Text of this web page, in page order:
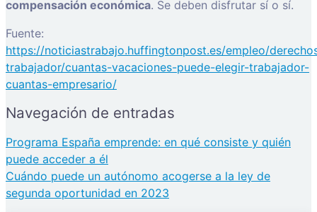
compensación económica. Se deben disfrutar sí o sí.
Fuente:
https://noticiastrabajo.huffingtonpost.es/empleo/
trabajador/cuantas-vacaciones-puede-elegir-trabajador-
cuantas-empresario/
Navegación de entradas
Programa España emprende: en qué consiste y quién
puede acceder a él
Cuándo puede un autónomo acogerse a la ley de
segunda oportunidad en 2023